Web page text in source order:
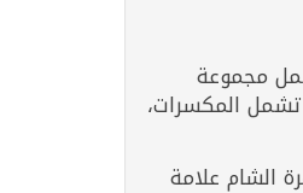
مجموعة
تشمل المكسرات،
الشام علامة